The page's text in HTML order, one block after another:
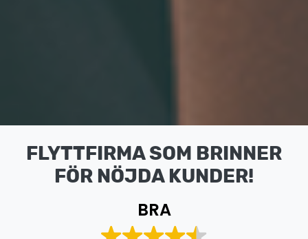
FLYTTFIRMA SOM BRINNER
FÖR NÖJDA KUNDER!
BRA